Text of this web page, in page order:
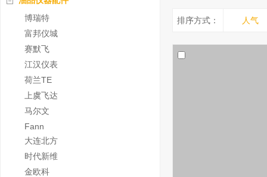
博瑞特
富邦仪城
赛默飞
江汉仪表
荷兰TE
上虞飞达
马尔文
Fann
大连北方
时代新维
金欧科
排序方式： 人气